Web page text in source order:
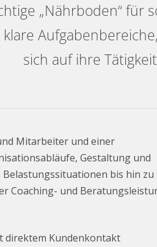
„Nährboden“ für
sich auf ihre
Mitarbeiter und einer
Gestaltung und
bis hin zu
Coaching- und
Kundenkontakt